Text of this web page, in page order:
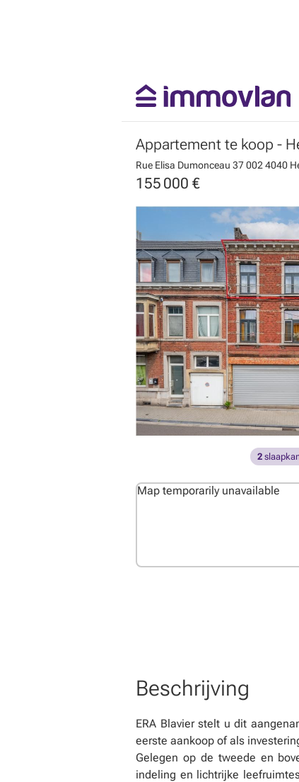
Appartement te koop -
Rue Elisa Dumonceau 37 0024040
155 000 €
2
Map temporarily unavailable
Beschrijving
ERA Blavier stelt u dit
eerste aankoop of als
Gelegen op de tweede en
indeling en lichtrijke